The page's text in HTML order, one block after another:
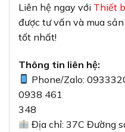
Liên hệ ngay với Thiết
được tư vấn và mua
tốt nhất!
Thông tin liên hệ:
Phone/Zalo:
0938 461
348
Địa chỉ: 37C Đường